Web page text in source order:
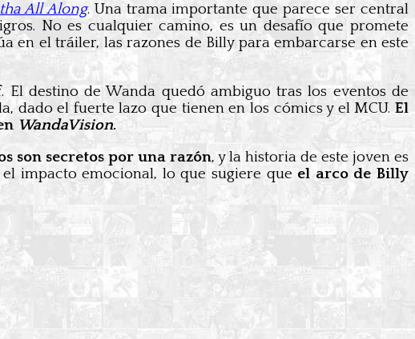
All Along. Una trama importante que parece ser central
No es cualquier camino, es un desafío que promete
en el tráiler, las razones de Billy para embarcarse en este
. El destino de Wanda quedó ambiguo tras los eventos de
dado el fuerte lazo que tienen en los cómics y el MCU.El
WandaVision.
son secretos por una razón, y la historia de este joven es
impacto emocional, lo que sugiere que el arco de Billy